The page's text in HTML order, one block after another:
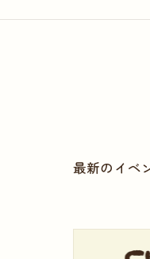
最新のイベ